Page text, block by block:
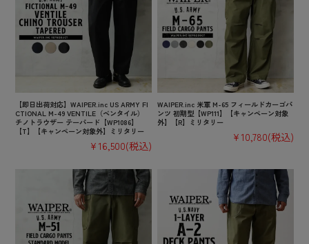
【即日出荷対応】WAIPER.inc US ARMY FI
CTIONAL M-49 VENTILE（ベンタイル）
チノトラウザー テーパード【WP1086】
【T】【キャンペーン対象外】ミリタリー
¥16,500(税込)
WAIPER.inc 米軍 M-65 フィールドカーゴパ
ンツ 初期型【WP111】【キャンペーン対象
外】【R】ミリタリー
¥10,780(税込)